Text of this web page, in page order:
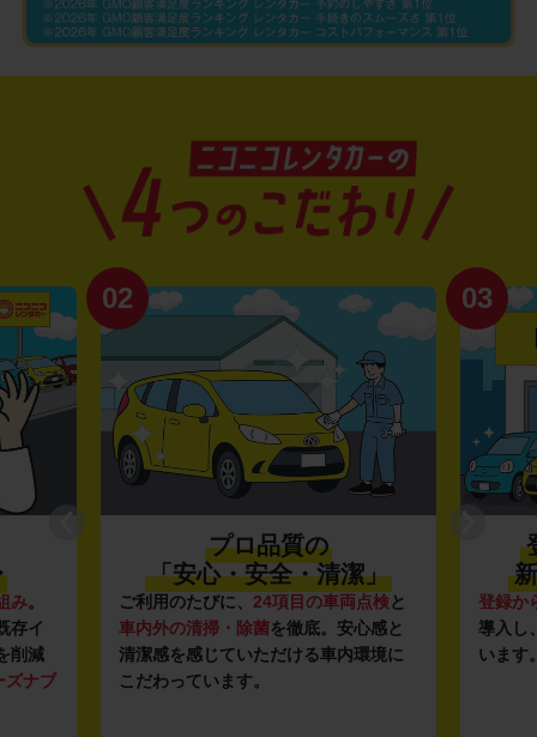
み。
存イ
削減
ズナブ
02
プロ品質の
「安心・安全・清潔」
ご利用のたびに、 24項目の車両点検と
車内外の清掃・除菌を徹底。安心感と
清潔感を感じていただける車内環境に
こだわっています。
03
登録か
導入し
います